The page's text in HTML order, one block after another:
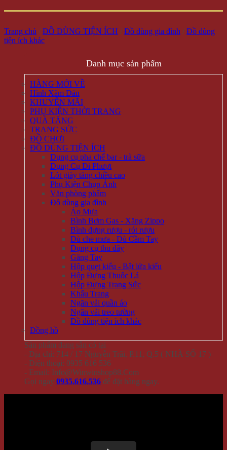
Trang chủ / ĐỒ DÙNG TIỆN ÍCH / Đồ dùng gia đình / Đồ dùng
tiện ích khác
Danh mục sản phẩm
HÀNG MỚI VỀ
Hình Xăm Dán
KHUYẾN MÃI
PHỤ KIỆN THỜI TRANG
QUÀ TẶNG
TRANG SỨC
ĐỒ CHƠI
ĐỒ DÙNG TIỆN ÍCH
Dụng cụ pha chế bar - trà sữa
Dụng Cụ Đi Phượt
Lót giày tăng chiều cao
Phụ Kiện Chụp Ảnh
Văn phòng phẩm
Đồ dùng gia đình
Áo Mưa
Bình Bơm Gas - Xăng Zippo
Bình đựng rượu - rót rượu
Dù che mưa - Dù Cầm Tay
Dụng cụ thu dây
Găng Tay
Hộp quẹt kiểu - Bật lửa kiểu
Hộp Đựng Thuốc Lá
Hộp Đựng Trang Sức
Khẩu Trang
Ngăn vải quần áo
Ngăn vải treo tường
Đồ dùng tiện ích khác
Đồng hồ
Sản phẩm đang sẵn có tại
- Địa chỉ: 714 / 17 Nguyễn Trãi, P.11, Q.5 ( NHÀ SỐ 17 )
- Điện thoại: 0935 616 536
- Email: Info@Winwinshop88.Com
Gọi ngay 0935.616.536 để đặt hàng ngay.